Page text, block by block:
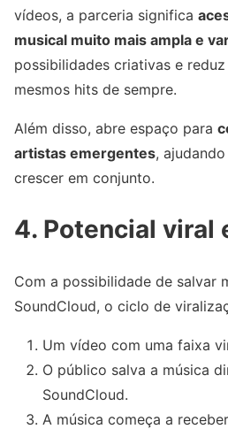
vídeos, a parceria significa
musical muito mais ampla e
possibilidades criativas e
mesmos hits de sempre.
Além disso, abre espaço para
artistas emergentes,
crescer em conjunto.
4. Potencial viral
Com a possibilidade de salvar
SoundCloud, o ciclo de
Um vídeo com uma faixa
O público salva a música
SoundCloud.
A música começa a